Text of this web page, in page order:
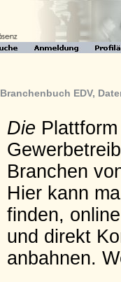
Branchenbuch EDV,
Die
Branchen
Hier kann
finden,
und direkt
anbahnen.